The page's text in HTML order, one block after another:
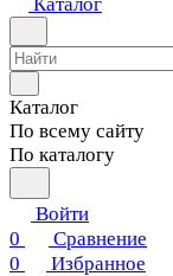
Каталог
По всему сайту
По каталогу
Войти
0
Сравнение
0
Избранное